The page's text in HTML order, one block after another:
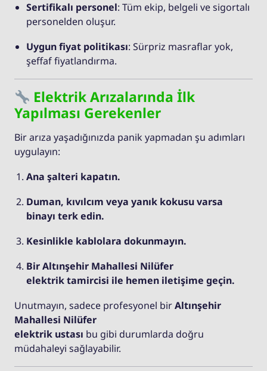
Sertifikalı personel: Tüm ekip, belgeli ve sigortalı
personelden oluşur.
Uygun fiyat politikası: Sürpriz masraflar yok,
şeffaf fiyatlandırma.
Elektrik Arızalarında İlk
Yapılması Gerekenler
Bir arıza yaşadığınızda panik yapmadan şu adımları
uygulayın:
Ana şalteri kapatın.
Duman, kıvılcım veya yanık kokusu varsa
binayı terk edin.
Kesinlikle kablolara dokunmayın.
Bir Altınşehir Mahallesi Nilüfer
elektrik tamircisi ile hemen iletişime geçin.
Unutmayın, sadece profesyonel birAltınşehir
Mahallesi Nilüfer
elektrik ustası bu gibi durumlarda doğru
müdahaleyi sağlayabilir.